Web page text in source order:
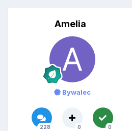
Amelia
Bywalec
228 0 0